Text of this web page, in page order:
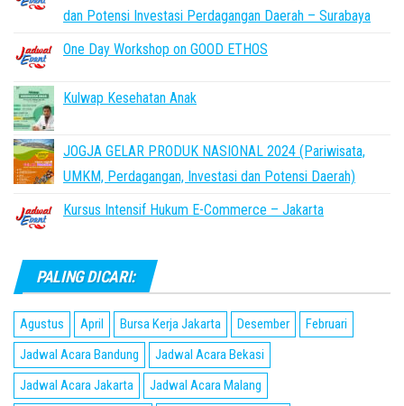
dan Potensi Investasi Perdagangan Daerah – Surabaya
One Day Workshop on GOOD ETHOS
Kulwap Kesehatan Anak
JOGJA GELAR PRODUK NASIONAL 2024 (Pariwisata,
UMKM, Perdagangan, Investasi dan Potensi Daerah)
Kursus Intensif Hukum E-Commerce – Jakarta
PALING DICARI:
Agustus April Bursa Kerja Jakarta Desember
Februari
Jadwal Acara Bandung
Jadwal Acara Bekasi
Jadwal Acara Jakarta
Jadwal Acara Malang